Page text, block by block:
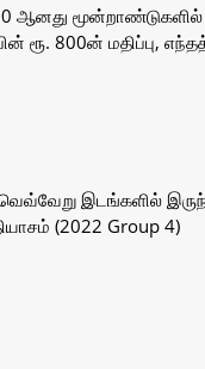
ஆனது
ரூ. 800ன் மதிப்பு,
இடங்களில்
(2022 Group 4)